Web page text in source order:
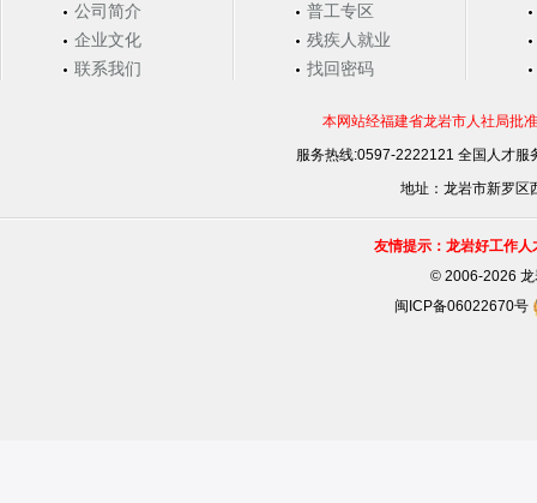
公司简介
企业文化
联系我们
普工专区
残疾人就业
找回密码
本网站经福建省龙岩市人社局批
服务热线:0597-2222121 全国人才
地址：龙岩市新罗区
友情提示：龙岩好工作
©2006-2026 龙
闽ICP备06022670号